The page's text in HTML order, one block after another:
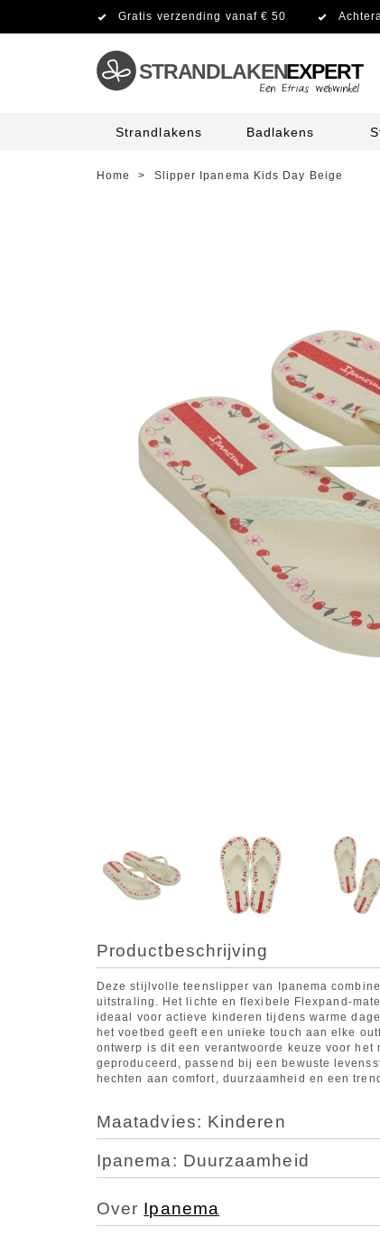
Gratis verzending vanaf € 50
STRANDLAKENEXPERT
Strandlakens Badlakens
Home > Slipper Ipanema Kids Day Beige
Productbeschrijving
Deze stijlvolle teenslipper van Ipanema
uitstraling. Het lichte en flexibele Flexpand-
ideaal voor actieve kinderen tijdens warme
het voetbed geeft een unieke touch aan elke
ontwerp is dit een verantwoorde keuze voor
geproduceerd, passend bij een bewuste
hechten aan comfort, duurzaamheid en een
Maatadvies: Kinderen
Ipanema: Duurzaamheid
Over Ipanema